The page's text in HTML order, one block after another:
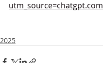
utm_source=chatgpt.com
2025